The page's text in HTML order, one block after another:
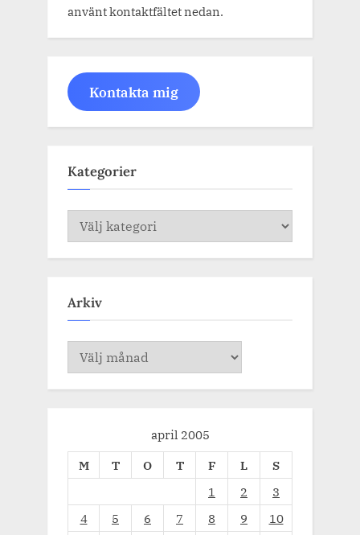
använt kontaktfältet nedan.
Kontakta mig
Kategorier
Kategorier
Arkiv
Arkiv
april 2005
M
T O T F L
S
1
2
3
4
5 6 7 8 9
10